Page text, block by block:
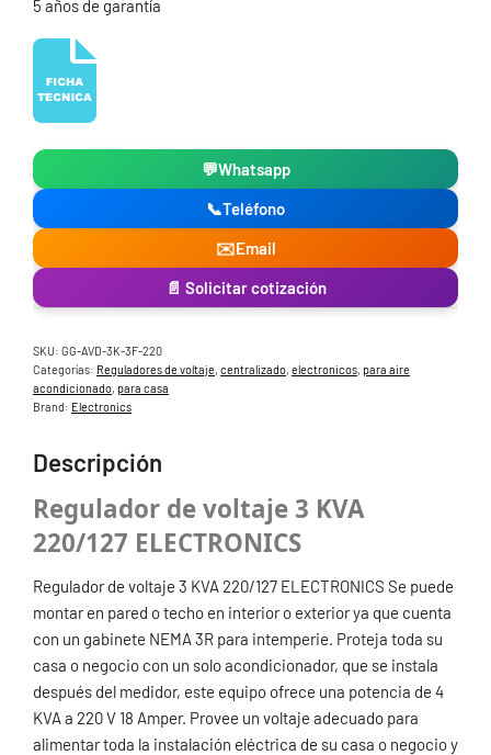
5 años de garantía
💬Whatsapp
📞Teléfono
✉️Email
📄 Solicitar cotización
SKU: GG-AVD-3K-3F-220
Categorías: Reguladores de voltaje, centralizado, electronicos, para aire
acondicionado, para casa
Brand: Electronics
Descripción
Regulador de voltaje 3 KVA
220/127 ELECTRONICS
Regulador de voltaje 3 KVA 220/127 ELECTRONICS Se puede
montar en pared o techo en interior o exterior ya que cuenta
con un gabinete NEMA 3R para intemperie. Proteja toda su
casa o negocio con un solo acondicionador, que se instala
después del medidor, este equipo ofrece una potencia de 4
KVA a 220 V 18 Amper. Provee un voltaje adecuado para
alimentar toda la instalación eléctrica de su casa o negocio y